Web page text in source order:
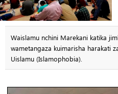
Waislamu nchini Marekani katika
wametangaza kuimarisha harakati
Uislamu (Islamophobia).